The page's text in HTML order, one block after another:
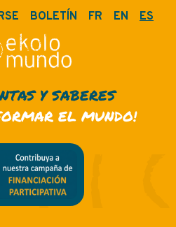
BOLETÍN FR EN ES
Y SABERES
EL MUNDO!